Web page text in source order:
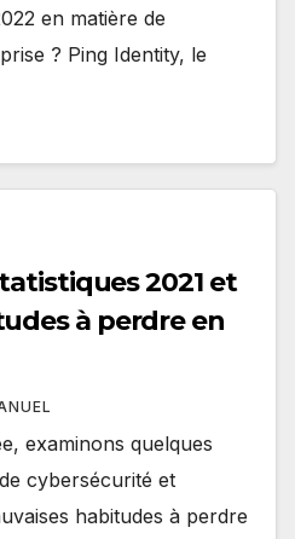
en matière de
? Ping Identity, le
2021 et
à perdre en
examinons quelques
cybersécurité et
habitudes à perdre